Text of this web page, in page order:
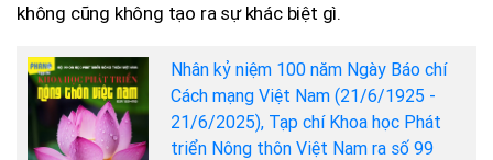
không cũng không tạo ra sự khác biệt gì.
Nhân kỷ niệm 100 năm Ngày Báo chí
Cách mạng Việt Nam (21/6/1925 -
21/6/2025), Tạp chí Khoa học Phát
triển Nông thôn Việt Nam ra số 99